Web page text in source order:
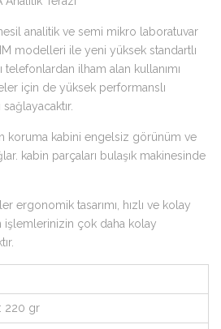
analitik ve semi mikro laboratuvar
modelleri ile yeni yüksek standartlı
telefonlardan ilham alan kullanımı
için de yüksek performanslı
koruma kabini engelsiz görünüm ve
kabin parçaları bulaşık makinesinde
ergonomik tasarımı, hızlı ve kolay
işlemlerinizin çok daha kolay
: 220 gr